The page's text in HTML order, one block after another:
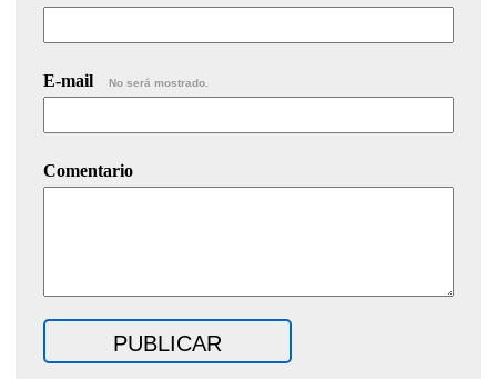
E-mail No será mostrado.
Comentario